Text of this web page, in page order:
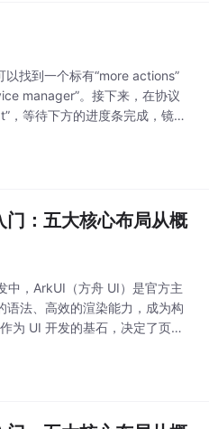
找到一个标有“more actions”
manager”。接下来，在协议
，等待下方的进度条完成，镜像
航三角符号进入鸿蒙界面，调整
：五大核心布局从概
中，ArkUI（方舟 UI）是官方主
语法、高效的渲染能力，成为构
为 UI 开发的基石，决定了页面
点与实战案例，从零讲解 ArkUI